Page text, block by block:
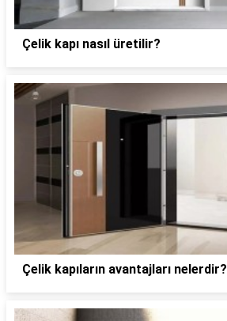
Çelik kapı nasıl üretilir?
Çelik kapıların avantajları nelerdir?